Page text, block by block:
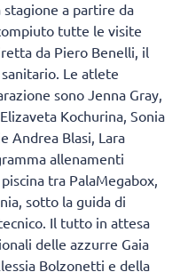
a partire da
tutte le visite
da Piero Benelli, il
Le atlete
sono Jenna Gray,
Kochurina, Sonia
Andrea Blasi, Lara
allenamenti
tra PalaMegabox,
sotto la guida di
Il tutto in attesa
delle azzurre Gaia
Bolzonetti e della